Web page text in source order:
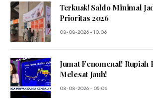
Terkuak! Saldo Minimal
Prioritas 2026
08-08-2026 - 10.06
Jumat Fenomenal! Rupiah
Melesat Jauh!
08-08-2026 - 05.06